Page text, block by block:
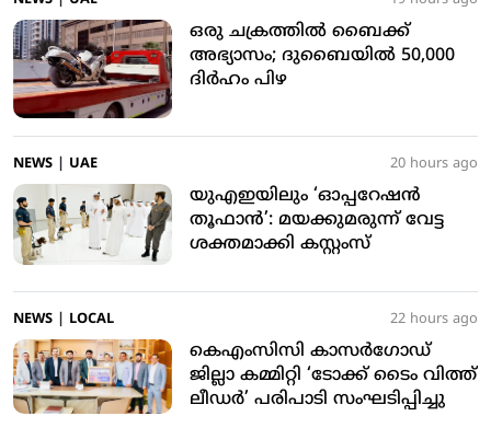
ഒരു ചക്രത്തില്‍ ബൈക്ക്
അഭ്യാസം; ദുബൈയില്‍ 50,000
ദിര്‍ഹം പിഴ
NEWS UAE 20 hours ago
യുഎഇയിലും ‘ഓപ്പറേഷന്‍
തൂഫാന്‍’: മയക്കുമരുന്ന് വേട്ട
ശക്തമാക്കി കസ്റ്റംസ്
NEWS LOCAL 22 hours ago
കെഎംസിസി കാസര്‍ഗോഡ്
ജില്ലാ കമ്മിറ്റി ‘ടോക്ക് ടൈം വിത്ത്
ലീഡര്‍’ പരിപാടി സംഘടിപ്പിച്ചു